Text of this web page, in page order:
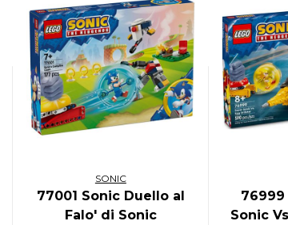
SONIC
77001 Sonic Duello al
Falo' di Sonic
76999
Sonic